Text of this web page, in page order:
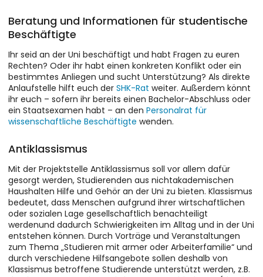
Beratung und Informationen für studentische
Beschäftigte
Ihr seid an der Uni beschäftigt und habt Fragen zu euren
Rechten? Oder ihr habt einen konkreten Konflikt oder ein
bestimmtes Anliegen und sucht Unterstützung? Als direkte
Anlaufstelle hilft euch der SHK-Rat weiter. Außerdem könnt
ihr euch – sofern ihr bereits einen Bachelor-Abschluss oder
ein Staatsexamen habt – an den Personalrat für
wissenschaftliche Beschäftigte wenden.
Antiklassismus
Mit der Projektstelle Antiklassismus soll vor allem dafür
gesorgt werden, Studierenden aus nichtakademischen
Haushalten Hilfe und Gehör an der Uni zu bieten. Klassismus
bedeutet, dass Menschen aufgrund ihrer wirtschaftlichen
oder sozialen Lage gesellschaftlich benachteiligt
werdenund dadurch Schwierigkeiten im Alltag und in der Uni
entstehen können. Durch Vorträge und Veranstaltungen
zum Thema „Studieren mit armer oder Arbeiterfamilie“ und
durch verschiedene Hilfsangebote sollen deshalb von
Klassismus betroffene Studierende unterstützt werden, z.B.